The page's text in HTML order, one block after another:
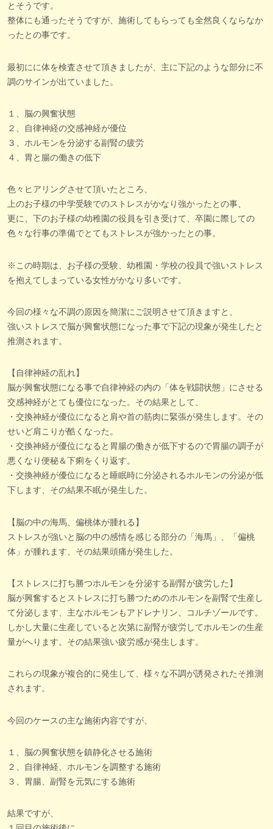
とそうです。
整体にも通ったそうですが、施術してもらっても全然良くならなか
ったとの事です。
最初にに体を検査させて頂きましたが、主に下記のような部分に不
調のサインが出ていました。
１、脳の興奮状態
２、自律神経の交感神経が優位
３、ホルモンを分泌する副腎の疲労
４、胃と腸の働きの低下
色々ヒアリングさせて頂いたところ、
上のお子様の中学受験でのストレスがかなり強かったとの事、
更に、下のお子様の幼稚園の役員を引き受けて、卒園に際しての
色々な行事の準備でとてもストレスが強かったとの事。
※この時期は、お子様の受験、幼稚園・学校の役員で強いストレス
を抱えてしまっている女性がかなり多いです。
今回の様々な不調の原因を簡潔にご説明させて頂きますと、
強いストレスで脳が興奮状態になった事で下記の現象が発生したと
推測されます。
【自律神経の乱れ】
脳が興奮状態になる事で自律神経の内の「体を戦闘状態」にさせる
交感神経がとても優位になった。その結果として、
・交換神経が優位になると肩や首の筋肉に緊張が発生します。その
せいど肩こりが酷くなった。
・交換神経が優位になると胃腸の働きが低下するので胃腸の調子が
悪くなり便秘＆下痢をくり返す。
・交換神経が優位になると睡眠時に分泌されるホルモンの分泌が低
下します、その結果不眠が発生した。
【脳の中の海馬、偏桃体が腫れる】
ストレスが強いと脳の中の感情を感じる部分の「海馬」、「偏桃
体」が腫れます、その結果頭痛が発生した。
【ストレスに打ち勝つホルモンを分泌する副腎が疲労した】
脳が興奮するとストレスに打ち勝つためのホルモンを副腎で生産し
て分泌します、主なホルモンもアドレナリン、コルチゾールです。
しかし大量に生産していると次第に副腎が疲労してホルモンの生産
量がへります。その結果強い疲労感が発生します。
これらの現象が複合的に発生して、様々な不調が誘発されたそ推測
されます。
今回のケースの主な施術内容ですが、
１、脳の興奮状態を鎮静化させる施術
２、自律神経、ホルモンを調整する施術
３、胃腸、副腎を元気にする施術
結果ですが、